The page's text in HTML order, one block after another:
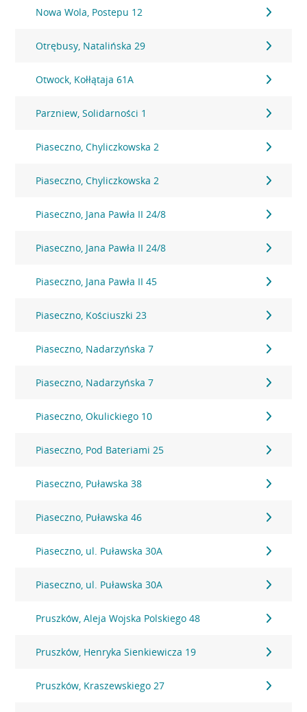
Nowa Wola, Postepu 12
Otrębusy, Natalińska 29
Otwock, Kołłątaja 61A
Parzniew, Solidarności 1
Piaseczno, Chyliczkowska 2
Piaseczno, Chyliczkowska 2
Piaseczno, Jana Pawła II 24/8
Piaseczno, Jana Pawła II 24/8
Piaseczno, Jana Pawła II 45
Piaseczno, Kościuszki 23
Piaseczno, Nadarzyńska 7
Piaseczno, Nadarzyńska 7
Piaseczno, Okulickiego 10
Piaseczno, Pod Bateriami 25
Piaseczno, Puławska 38
Piaseczno, Puławska 46
Piaseczno, ul. Puławska 30A
Piaseczno, ul. Puławska 30A
Pruszków, Aleja Wojska Polskiego 48
Pruszków, Henryka Sienkiewicza 19
Pruszków, Kraszewskiego 27